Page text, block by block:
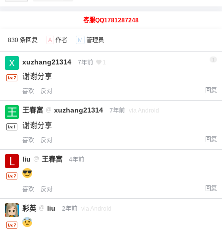
客服QQ1781287248
830 条回复 A 作者 M 管理员
xuzhang21314 7年前 1 1
谢谢分享
喜欢 反对 回复
王春富 @ xuzhang21314 7年前 via Android
谢谢分享
喜欢 反对 回复
liu @ 王春富 4年前
喜欢 反对 回复
彩英 @ liu 2年前 via Android